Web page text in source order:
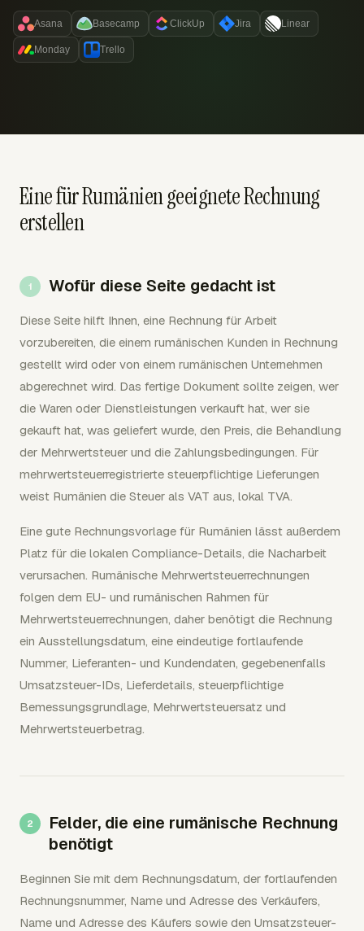
Asana Basecamp ClickUp Jira Linear
Monday Trello
Eine für Rumänien geeignete Rechnung
erstellen
Wofür diese Seite gedacht ist
Diese Seite hilft Ihnen, eine Rechnung für Arbeit
vorzubereiten, die einem rumänischen Kunden in Rechnung
gestellt wird oder von einem rumänischen Unternehmen
abgerechnet wird. Das fertige Dokument sollte zeigen, wer
die Waren oder Dienstleistungen verkauft hat, wer sie
gekauft hat, was geliefert wurde, den Preis, die Behandlung
der Mehrwertsteuer und die Zahlungsbedingungen. Für
mehrwertsteuerregistrierte steuerpflichtige Lieferungen
weist Rumänien die Steuer als VAT aus, lokal TVA.
Eine gute Rechnungsvorlage für Rumänien lässt außerdem
Platz für die lokalen Compliance-Details, die Nacharbeit
verursachen. Rumänische Mehrwertsteuerrechnungen
folgen dem EU- und rumänischen Rahmen für
Mehrwertsteuerrechnungen, daher benötigt die Rechnung
ein Ausstellungsdatum, eine eindeutige fortlaufende
Nummer, Lieferanten- und Kundendaten, gegebenenfalls
Umsatzsteuer-IDs, Lieferdetails, steuerpflichtige
Bemessungsgrundlage, Mehrwertsteuersatz und
Mehrwertsteuerbetrag.
Felder, die eine rumänische Rechnung
benötigt
Beginnen Sie mit dem Rechnungsdatum, der fortlaufenden
Rechnungsnummer, Name und Adresse des Verkäufers,
Name und Adresse des Käufers sowie den Umsatzsteuer-